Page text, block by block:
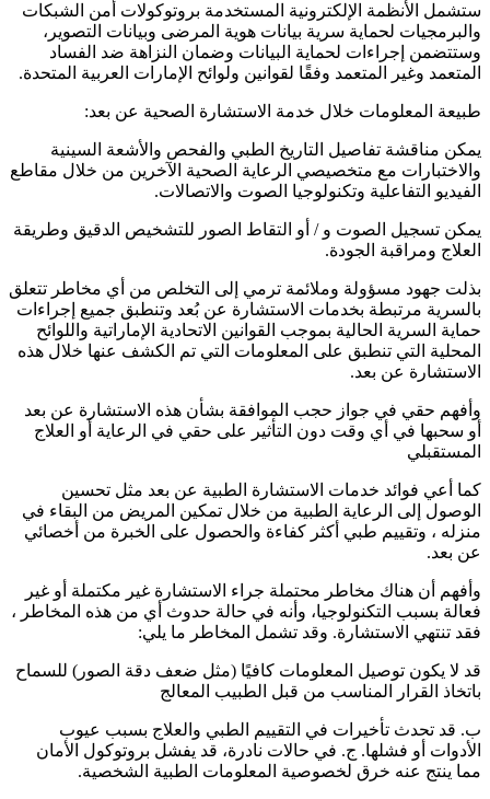
ستشمل الأنظمة الإلكترونية المستخدمة بروتوكولات أمن الشبكات
والبرمجيات لحماية سرية بيانات هوية المرضى وبيانات التصوير،
وستتضمن إجراءات لحماية البيانات وضمان النزاهة ضد الفساد
المتعمد وغير المتعمد وفقًا لقوانين ولوائح الإمارات العربية المتحدة.
طبيعة المعلومات خلال خدمة الاستشارة الصحية عن بعد:
يمكن مناقشة تفاصيل التاريخ الطبي والفحص والأشعة السينية
والاختبارات مع متخصيصي الرعاية الصحية الآخرين من خلال مقاطع
الفيديو التفاعلية وتكنولوجيا الصوت والاتصالات.
يمكن تسجيل الصوت و / أو التقاط الصور للتشخيص الدقيق وطريقة
العلاج ومراقبة الجودة.
بذلت جهود مسؤولة وملائمة ترمي إلى التخلص من أي مخاطر تتعلق
بالسرية مرتبطة بخدمات الاستشارة عن بُعد وتنطبق جميع إجراءات
حماية السرية الحالية بموجب القوانين الاتحادية الإماراتية واللوائح
المحلية التي تنطبق على المعلومات التي تم الكشف عنها خلال هذه
الاستشارة عن بعد.
وأفهم حقي في جواز حجب الموافقة بشأن هذه الاستشارة عن بعد
أو سحبها في أي وقت دون التأثير على حقي في الرعاية أو العلاج
المستقبلي
كما أعي فوائد خدمات الاستشارة الطبية عن بعد مثل تحسين
الوصول إلى الرعاية الطبية من خلال تمكين المريض من البقاء في
منزله ، وتقييم طبي أكثر كفاءة والحصول على الخبرة من أخصائي
عن بعد.
وأفهم أن هناك مخاطر محتملة جراء الاستشارة غير مكتملة أو غير
فعالة بسبب التكنولوجيا، وأنه في حالة حدوث أي من هذه المخاطر ،
فقد تنتهي الاستشارة. وقد تشمل المخاطر ما يلي:
قد لا يكون توصيل المعلومات كافيًا (مثل ضعف دقة الصور) للسماح
باتخاذ القرار المناسب من قبل الطبيب المعالج
ب. قد تحدث تأخيرات في التقييم الطبي والعلاج بسبب عيوب
الأدوات أو فشلها. ج. في حالات نادرة، قد يفشل بروتوكول الأمان
مما ينتج عنه خرق لخصوصية المعلومات الطبية الشخصية.